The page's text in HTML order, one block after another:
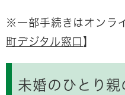
※一部手続きはオンラ
町デジタル窓口 】​
未婚のひとり